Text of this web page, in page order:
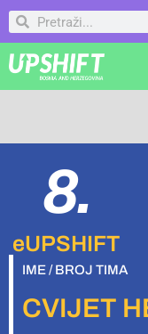
8.
eUPSHIFT
IME / BROJ TIMA
CVIJET